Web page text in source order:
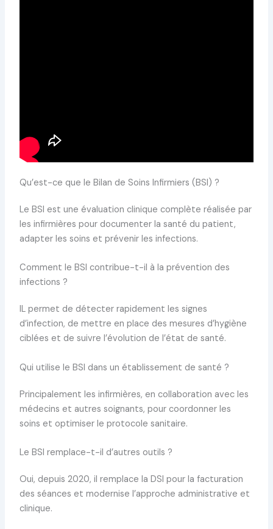
Qu’est-ce que le Bilan de Soins Infirmiers (BSI) ?
Le BSI est une évaluation clinique complète réalisée par
les infirmières pour documenter la santé du patient,
adapter les soins et prévenir les infections.
Comment le BSI contribue-t-il à la prévention des
infections ?
IL permet de détecter rapidement les signes
d’infection, de mettre en place des mesures d’hygiène
ciblées et de suivre l’évolution de l’état de santé.
Qui utilise le BSI dans un établissement de santé ?
Principalement les infirmières, en collaboration avec les
médecins et autres soignants, pour coordonner les
soins et optimiser le protocole sanitaire.
Le BSI remplace-t-il d’autres outils ?
Oui, depuis 2020, il remplace la DSI pour la facturation
des séances et modernise l’approche administrative et
clinique.